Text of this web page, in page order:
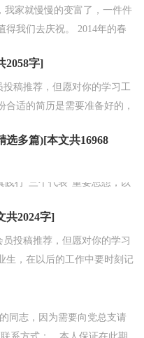
我家就慢慢的变富了，一件件
得我们去庆祝。 2014年的春
2058字]
稿推荐，但愿对你的学习工
适的简历是需要准备好的，
选多篇)[本文共16968
计划（中学）一、指导思想
践行“三个代表”重要思想，以
共2024字]
投稿推荐，但愿对你的学习
生，在以后的工作中要时刻记
同志，因为需要向党总支请